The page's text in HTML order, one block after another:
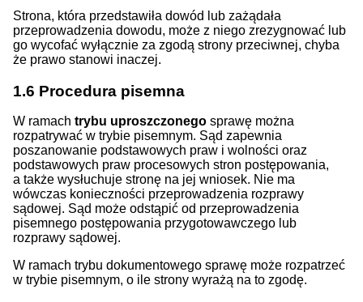
Strona, która przedstawiła dowód lub zażądała
przeprowadzenia dowodu, może z niego zrezygnować lub
go wycofać wyłącznie za zgodą strony przeciwnej, chyba
że prawo stanowi inaczej.
1.6 Procedura pisemna
W ramach trybu uproszczonego sprawę można
rozpatrywać w trybie pisemnym. Sąd zapewnia
poszanowanie podstawowych praw i wolności oraz
podstawowych praw procesowych stron postępowania,
a także wysłuchuje stronę na jej wniosek. Nie ma
wówczas konieczności przeprowadzenia rozprawy
sądowej. Sąd może odstąpić od przeprowadzenia
pisemnego postępowania przygotowawczego lub
rozprawy sądowej.
W ramach trybu dokumentowego sprawę może rozpatrzeć
w trybie pisemnym, o ile strony wyrażą na to zgodę.